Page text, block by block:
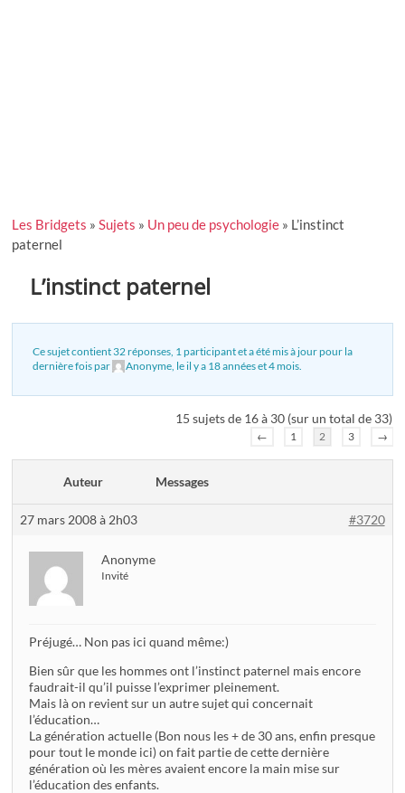
Les Bridgets »Sujets » Un peu de psychologie » L’instinct
paternel
L’instinct paternel
Ce sujet contient 32 réponses, 1 participant et a été mis à jour pour la
dernière fois par
Anonyme , leil y a 18 années et 4 mois
15 sujets de 16 à 30 (sur un total de 33)
← 1 2 3 →
Auteur Messages
27 mars 2008 à 2h03 #3720
Anonyme
Invité
Préjugé… Non pas ici quand même:)
Bien sûr que les hommes ont l’instinct paternel mais encore
faudrait-il qu’il puisse l’exprimer pleinement.
Mais là on revient sur un autre sujet qui concernait
l’éducation…
La génération actuelle (Bon nous les + de 30 ans, enfin presque
pour tout le monde ici) on fait partie de cette dernière
génération où les mères avaient encore la main mise sur
l’éducation des enfants.